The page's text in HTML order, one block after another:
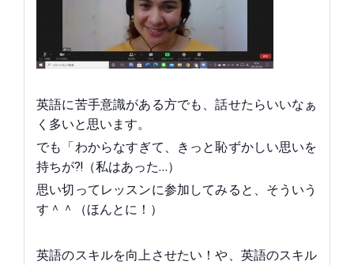
英語に苦手意識がある方でも、話せたらいいなぁと思
く多いと思います。
でも「わからなすぎて、きっと恥ずかしい思いをする
持ちが⁈（私はあった…）
思い切ってレッスンに参加してみると、そういう不安
す＾＾（ほんとに！）
英語のスキルを向上させたい！や、英語のスキルを保